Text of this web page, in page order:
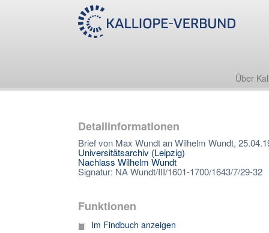
Über
Detailinformationen
Brief von Max Wundt an Wilhelm Wundt,
Universitätsarchiv (Leipzig)
Nachlass Wilhelm Wundt
Signatur: NA Wundt/III/1601-1700/1643/7/29-32
Funktionen
Im Findbuch anzeigen